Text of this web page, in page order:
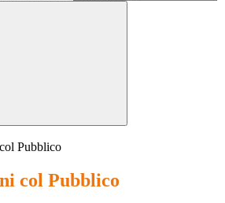
Pubblico
col Pubblico